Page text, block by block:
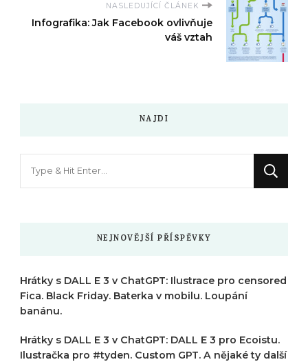
NASLEDUJÍCÍ ČLÁNEK
Infografika: Jak Facebook ovlivňuje
váš vztah
NAJDI
NEJNOVĚJŠÍ PŘÍSPĚVKY
Hrátky s DALL E 3 v ChatGPT: Ilustrace pro censored
Fica. Black Friday. Baterka v mobilu. Loupání
banánu.
Hrátky s DALL E 3 v ChatGPT: DALL E 3 pro Ecoistu.
Ilustračka pro #tyden. Custom GPT. A nějaké ty další